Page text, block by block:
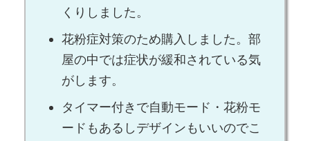
くりしました。
花粉症対策のため購入しました。部
屋の中では症状が緩和されている気
がします。
タイマー付きで自動モード・花粉モ
ードもあるしデザインもいいのでこ